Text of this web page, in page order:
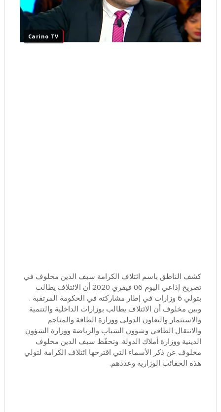
Carino TV
كشف الناطق باسم ائتلاف الكرامة سيف الدين مخلوف في
تصريح إذاعي اليوم 06 فيفري 2020 أن الائتلاف يطالب
بتولي 6 وزارات في إطار مشاركته في الحكومة المرتقبة .
وبين مخلوف أن الائتلاف يطالب بوزارات الداخلية والتنمية
والاستثمار والتعاون الدولي ووزارة الطاقة والمناجم
والانتقال الطاقي وشؤون الشباب والرياضة ووزارة الشؤون
الدينية ووزارة أملاك الدولة. وتحفّظ سيف الدين مخلوف
مخلوف عن ذكر الأسماء التي اقترحها ائتلاف الكرامة لتولي
هذه الحقائب الوزارية وعددهم.